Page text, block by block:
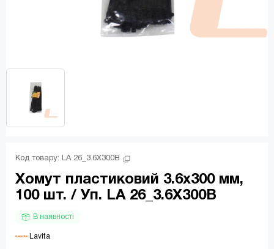
Код товару: LA 26_3.6X300B
Хомут пластиковий 3.6х300 мм,
100 шт. / Уп. LA 26_3.6X300B
В наявності
Lavita